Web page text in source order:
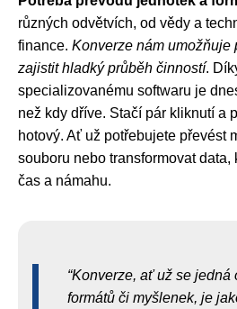
různých odvětvích, od vědy a
finance. Konverze nám umožňuje
zajistit hladký průběh činností.
specializovanému softwaru je
než kdy dříve. Stačí pár kliknutí a
hotový. Ať už potřebujete převést
souboru nebo transformovat data,
čas a námahu.
Konverze, ať už se jedná
formátů či myšlenek, je